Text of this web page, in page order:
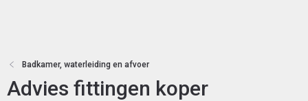
Badkamer, waterleiding en afvoer
Advies fittingen koper